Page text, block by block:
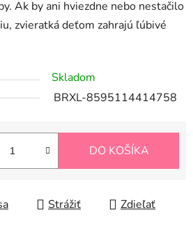
Ak by ani hviezdne nebo nestačilo
zvieratká deťom zahrajú ľúbivé
Skladom
BRXL-8595114414758
DO KOŠÍKA
Strážiť Zdieľať